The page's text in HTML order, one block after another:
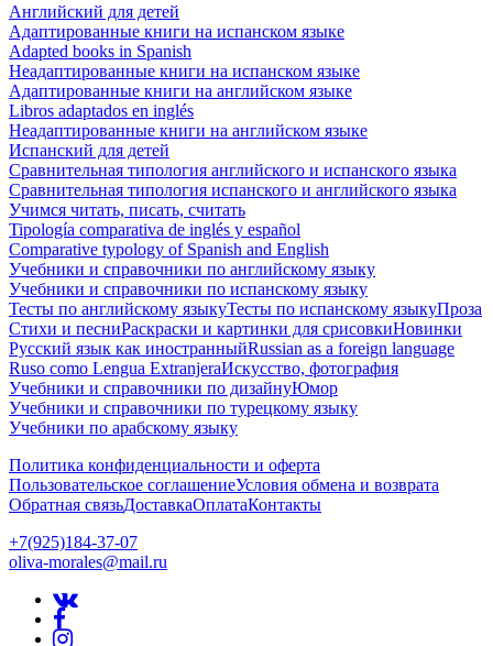
Английский для детей
Адаптированные книги на испанском языке
Adapted books in Spanish
Неадаптированные книги на испанском языке
Адаптированные книги на английском языке
Libros adaptados en inglés
Неадаптированные книги на английском языке
Испанский для детей
Сравнительная типология английского и испанского языка
Сравнительная типология испанского и английского языка
Учимся читать, писать, считать
Tipología comparativa de inglés y español
Comparative typology of Spanish and English
Учебники и справочники по английскому языку
Учебники и справочники по испанскому языку
Тесты по английскому языкуТесты по испанскому языкуПроза
Стихи и песниРаскраски и картинки для срисовкиНовинки
Русский язык как иностранныйRussian as a foreign language
Ruso como Lengua ExtranjeraИскусство, фотография
Учебники и справочники по дизайнуЮмор
Учебники и справочники по турецкому языку
Учебники по арабскому языку
Политика конфиденциальности и оферта
Пользовательское соглашениеУсловия обмена и возврата
Обратная связьДоставкаОплатаКонтакты
+7(925)184-37-07
oliva-morales@mail.ru